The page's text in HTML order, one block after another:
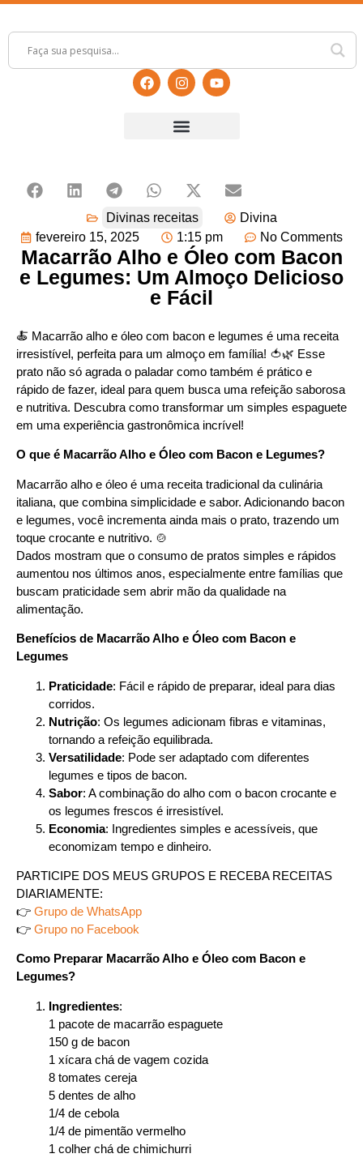
Divinas receitas
Divina
fevereiro 15, 2025
1:15 pm No Comments
Macarrão Alho e Óleo com Bacon
e Legumes: Um Almoço Delicioso
e Fácil
🍝 Macarrão alho e óleo com bacon e legumes é uma receita
irresistível, perfeita para um almoço em família! 🍅🌿 Esse
prato não só agrada o paladar como também é prático e
rápido de fazer, ideal para quem busca uma refeição saborosa
e nutritiva. Descubra como transformar um simples espaguete
em uma experiência gastronômica incrível!
O que é Macarrão Alho e Óleo com Bacon e Legumes?
Macarrão alho e óleo é uma receita tradicional da culinária
italiana, que combina simplicidade e sabor. Adicionando bacon
e legumes, você incrementa ainda mais o prato, trazendo um
toque crocante e nutritivo. 🍲
Dados mostram que o consumo de pratos simples e rápidos
aumentou nos últimos anos, especialmente entre famílias que
buscam praticidade sem abrir mão da qualidade na
alimentação.
Benefícios de Macarrão Alho e Óleo com Bacon e
Legumes
Praticidade: Fácil e rápido de preparar, ideal para dias
corridos.
Nutrição: Os legumes adicionam fibras e vitaminas,
tornando a refeição equilibrada.
Versatilidade: Pode ser adaptado com diferentes
legumes e tipos de bacon.
Sabor: A combinação do alho com o bacon crocante e
os legumes frescos é irresistível.
Economia: Ingredientes simples e acessíveis, que
economizam tempo e dinheiro.
PARTICIPE DOS MEUS GRUPOS E RECEBA RECEITAS
DIARIAMENTE:
👉 Grupo de WhatsApp
👉 Grupo no Facebook
Como Preparar Macarrão Alho e Óleo com Bacon e
Legumes?
Ingredientes:
1 pacote de macarrão espaguete
150 g de bacon
1 xícara chá de vagem cozida
8 tomates cereja
5 dentes de alho
1/4 de cebola
1/4 de pimentão vermelho
1 colher chá de chimichurri